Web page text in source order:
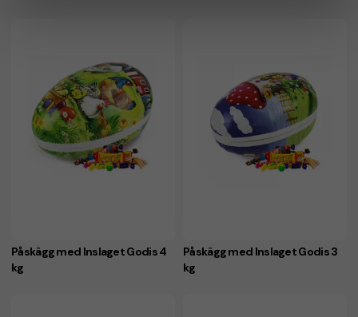
Påskägg med Inslaget Godis 4
kg
Påskägg med Inslaget Godis 3
kg